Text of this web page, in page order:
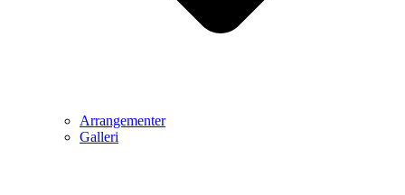
Arrangementer
Galleri